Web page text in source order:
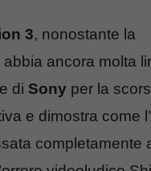
3, nonostante la
abbia ancora molta
di Sony per la
e dimostra come
completamente